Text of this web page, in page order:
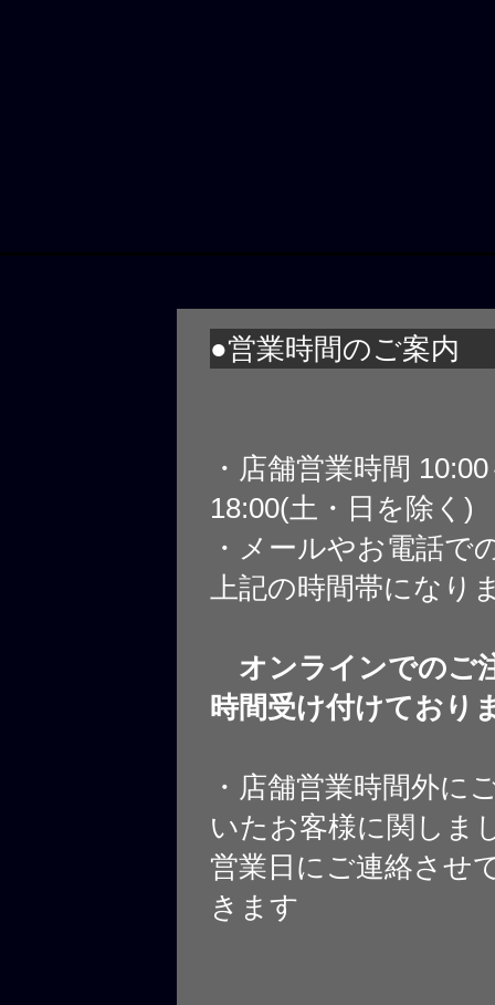
●営業時間のご案内
・店舗営業時間
18:00(土・日を除く)
・メールやお電話で
上記の時間帯になり
オンラインでのご
時間受け付けており
・店舗営業時間外に
いたお客様に関しま
営業日にご連絡させ
きます